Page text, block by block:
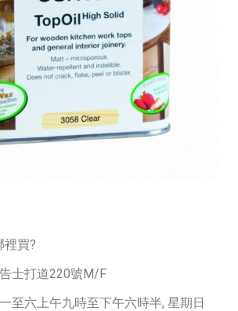
裡買?
士打道220號M/F
至六上午九時至下午六時半, 星期日